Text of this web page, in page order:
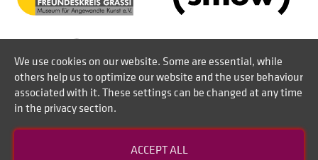
We use cookies on our website. Some are essential, while
others help us to optimize our website and the user behaviour
associated with it. These settings can be changed at any time
in the privacy section.
ACCEPT ALL